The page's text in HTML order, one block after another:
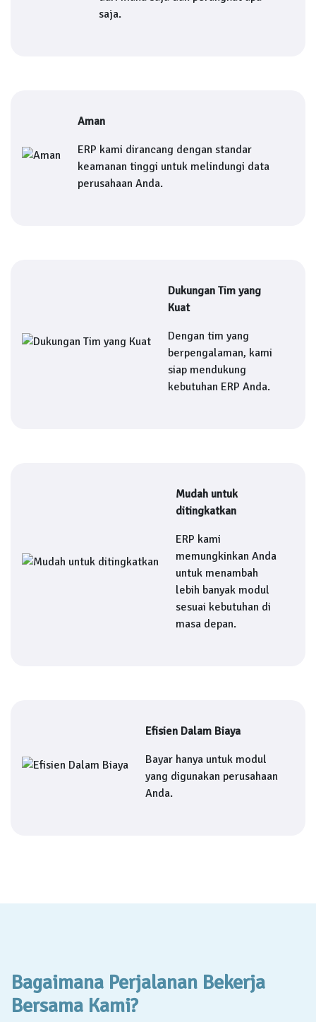
saja.
Aman
ERP kami dirancang dengan standar
keamanan tinggi untuk melindungi data
perusahaan Anda.
Dukungan Tim yang
Kuat
Dengan tim yang
berpengalaman, kami
siap mendukung
kebutuhan ERP Anda.
Mudah untuk
ditingkatkan
ERP kami
memungkinkan Anda
untuk menambah
lebih banyak modul
sesuai kebutuhan di
masa depan.
Efisien Dalam Biaya
Bayar hanya untuk modul
yang digunakan perusahaan
Anda.
Bagaimana Perjalanan Bekerja
Bersama Kami?